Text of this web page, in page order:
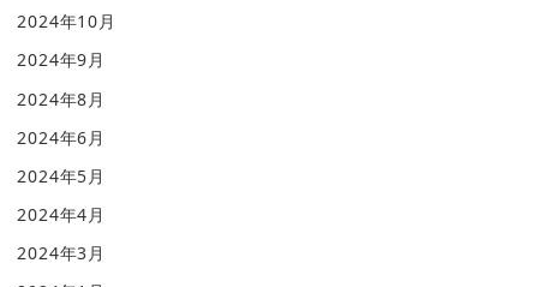
2024年10月
2024年9月
2024年8月
2024年6月
2024年5月
2024年4月
2024年3月